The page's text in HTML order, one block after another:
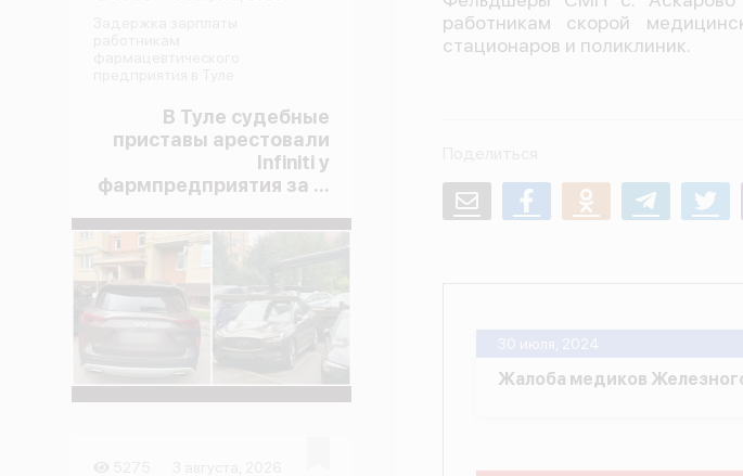
В Туле судебные
приставы арестовали
Infiniti у
фармпредприятия за ...
работникам скорой
стационаров и поликлиник.
Email FacebookOdnoklassnikiTelegram Twitter
30 июля, 2024
Жалоба медиков